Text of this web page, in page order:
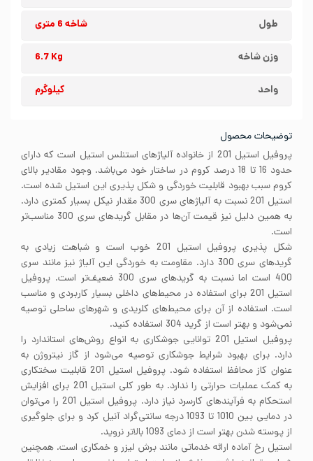
طول شاخه 6 متری
وزن شاخه 6.7 Kg
واحد کیلوگرم
توضیحات محصول
پروفیل استیل 201 از خانواده آلیاژهای استنلس استیل است که دارای
حدود 16 تا 18 درصد کروم در ساختار خود می‌باشد. وجود مقادیر بالای
کروم سبب بهبود قابلیت خوردگی و شکل پذیری این استیل شده است.
استیل 201 نسبت به آلیاژهای سری 300 مقدار نیکل بسیار کمتری دارد.
به همین دلیل نیز قیمت آن‌ها در مقابل گریدهای سری 300 مناسب‌تر
است.
شکل پذیری پروفیل استیل 201 خوب است و شباهت زیادی به
گریدهای سری 300 دارد. مقاومت به خوردگی این آلیاژ نیز مانند سری
400 است اما نسبت به گریدهای سری 300 ضعیف‌تر است. پروفیل
استیل 201 برای استفاده در محیط‌های داخلی بسیار کاربردی و مناسب
است. استفاده از آن برای محیط‌های کلریدی و شهرهای ساحلی توصیه
نمی‌شود و بهتر است از گرید 304 استفاده کنید.
پروفیل استیل 201 توانایی جوشکاری به انواع روش‌های استاندارد را
دارد. برای بهبود شرایط جوشکاری توصیه می‌شود از گاز نیتروژن به
عنوان کاز محافظ استفاده شود. پروفیل استیل 201 قابلیت سختکاری
به کمک عملیات حرارتی را ندارد. به طور کلی استیل 201 برای افزایش
استحکام به فرآیندهای کارسرد نیاز دارد. پروفیل استیل 201 را می‌توان
در دمایی بین 1010 تا 1093 درجه سانتی‌گراد آنیل کرد و برای جلوگیری
از پوسته شدن بهتر است از دمای 1093 بالاتر نروید.
استیل رخ آماده ارائه خدماتی مانند برش لیزر و خمکاری است. همچنین